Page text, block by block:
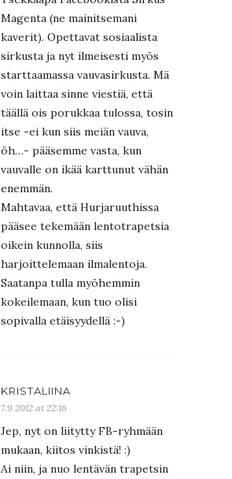
Magenta (ne mainitsemani
kaverit). Opettavat sosiaalista
sirkusta ja nyt ilmeisesti myös
starttaamassa vauvasirkusta. Mä
voin laittaa sinne viestiä, että
täällä ois porukkaa tulossa, tosin
itse -ei kun siis meiän vauva,
öh…- pääsemme vasta, kun
vauvalle on ikää karttunut vähän
enemmän.
Mahtavaa, että Hurjaruuthissa
pääsee tekemään lentotrapetsia
oikein kunnolla, siis
harjoittelemaan ilmalentoja.
Saatanpa tulla myöhemmin
kokeilemaan, kun tuo olisi
sopivalla etäisyydellä :-)
KRISTALIINA
7.9.2012 at 22:16
Jep, nyt on liitytty FB-ryhmään
mukaan, kiitos vinkistä! :)
Ai niin, ja nuo lentävän trapetsin